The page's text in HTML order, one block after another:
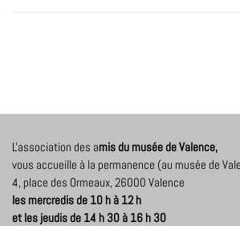
L'association des amis du musée de Valence,
vous accueille à la permanence (au musée de
4, place des Ormeaux, 26000 Valence
les mercredis de 10 h à 12 h
et les jeudis de 14 h 30 à 16 h 30